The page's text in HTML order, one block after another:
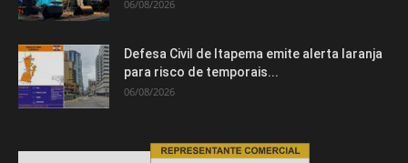
06/08/2026
Defesa Civil de Itapema emite alerta laranja
para risco de temporais...
06/08/2026